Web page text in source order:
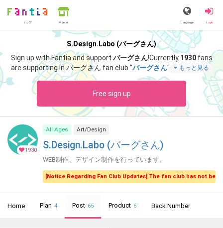
トップ Market Language Login
S.Design.Labo (バーグさん)
Sign up with Fantia and support バーグさん!Currently 1930fans
are supporting.In バーグさん fan club "バーグさん", you can enjo
y special content such as "
【Photoshop】写真やイラストをド
もっと見る
Free sign up
1930
All Ages Art/Design
S.Design.Labo (バーグさん)
WEB制作、デザイン制作を行っています。
[Notice Regarding Fan Club Updates] The fan club has not
Home Plan 4 Post 65 Product 6 Back Number